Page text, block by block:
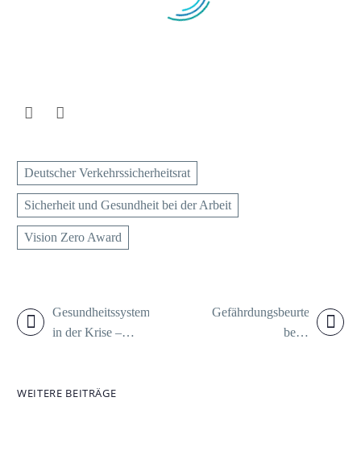
Deutscher Verkehrssicherheitsrat
Sicherheit und Gesundheit bei der Arbeit
Vision Zero Award
Gesundheitssystem
in der Krise –
stärker
Gefährdungsbeurteilung
beim
WEITERE BEITRÄGE